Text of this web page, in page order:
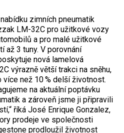
zimních pneumatik
LM-32C pro užitkové vozy
a pro malé užitkové
až 3 tuny. V porovnání
nová lamelová
výrazně větší trakci na sněhu,
více než 10 % delší životnost.
na aktuální poptávku
a zároveň jsme ji připravili
říká José Enrique Gonzalez,
prodeje ve společnosti
prodloužil životnost